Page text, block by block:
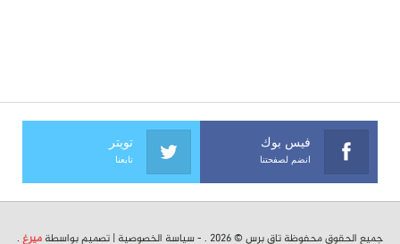
فيس بوك
انضم لصفحتنا
تويتر
تابعنا
جميع الحقوق محفوظة تاق برس © 2026 . - سياسة الخصوصية | تصميم بواسطة ميرغ .